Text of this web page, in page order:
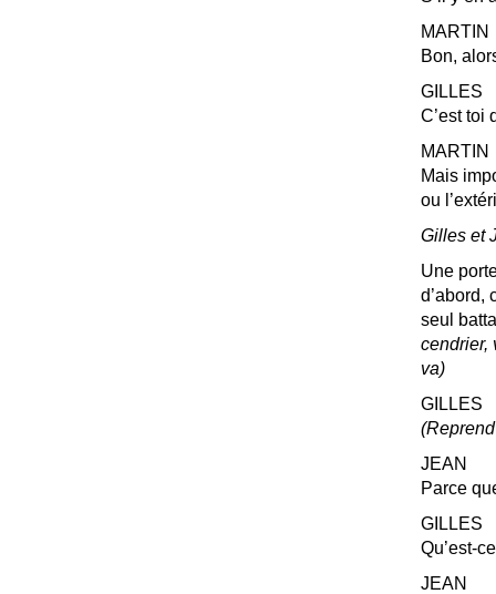
MARTIN
Bon,
GILLES
C’est toi
MARTIN
Mais
ou
Gilles et
Une
d’abord,
seul
cendrier,
va)
GILLES
JEAN
Parce
GILLES
Qu’est-
JEAN